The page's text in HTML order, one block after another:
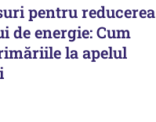
pentru reducerea
de energie: Cum
la apelul